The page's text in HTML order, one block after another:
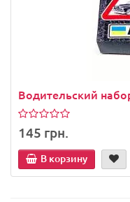
Водительский
145 грн.
В корзину